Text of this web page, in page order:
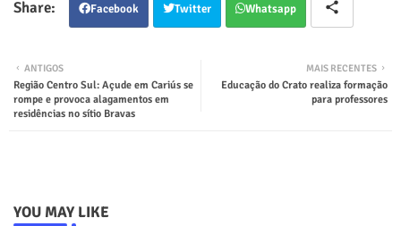
Facebook Twitter Whatsapp
MAIS RECENTES
Educação do Crato realiza formação
para professores
ANTIGOS
Região Centro Sul: Açude em Cariús se
rompe e provoca alagamentos em
residências no sítio Bravas
YOU MAY LIKE